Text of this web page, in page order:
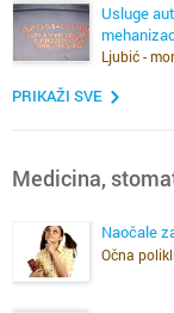
Usluge
Ljubić -
PRIKAŽI SVE
Medicina,
Naočale
Očna